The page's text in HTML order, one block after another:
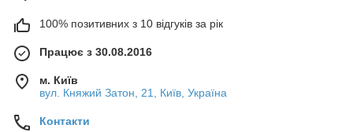
100% позитивних з 10 відгуків за рік
Працює з 30.08.2016
м. Київ
вул. Княжий Затон, 21, Київ, Україна
Контакти